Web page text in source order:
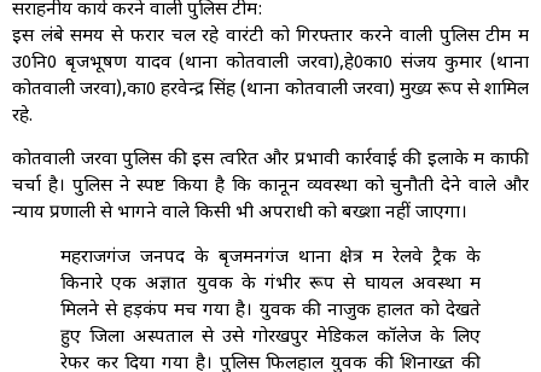
सराहनीय कार्य करने वाली पुलिस टीम:
इस लंबे समय से फरार चल रहे वारंटी को गिरफ्तार करने वाली पुलिस टीम में
उ0नि0 बृजभूषण यादव (थाना कोतवाली जरवा),हे0का0 संजय कुमार (थाना
कोतवाली जरवा),का0 हरवेन्द्र सिंह (थाना कोतवाली जरवा) मुख्य रूप से शामिल
रहे.
कोतवाली जरवा पुलिस की इस त्वरित और प्रभावी कार्रवाई की इलाके में काफी
चर्चा है। पुलिस ने स्पष्ट किया है कि कानून व्यवस्था को चुनौती देने वाले और
न्याय प्रणाली से भागने वाले किसी भी अपराधी को बख्शा नहीं जाएगा।
महराजगंज जनपद के बृजमनगंज थाना क्षेत्र में रेलवे ट्रैक के
किनारे एक अज्ञात युवक के गंभीर रूप से घायल अवस्था में
मिलने से हड़कंप मच गया है। युवक की नाजुक हालत को देखते
हुए जिला अस्पताल से उसे गोरखपुर मेडिकल कॉलेज के लिए
रेफर कर दिया गया है। पुलिस फिलहाल युवक की शिनाख्त की